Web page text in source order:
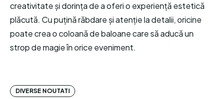
creativitate și dorința de a oferi o experiență estetică
plăcută. Cu puțină răbdare și atenție la detalii, oricine
poate crea o coloană de baloane care să aducă un
strop de magie în orice eveniment.
DIVERSE NOUTATI